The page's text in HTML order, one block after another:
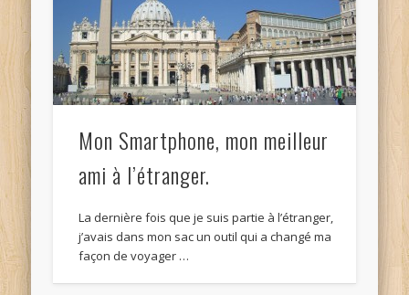
Mon Smartphone, mon meilleur
ami à l’étranger.
La dernière fois que je suis partie à l’étranger,
j’avais dans mon sac un outil qui a changé ma
façon de voyager …